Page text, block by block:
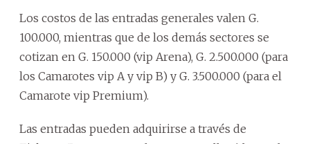
Los costos de las entradas generales valen G.
100.000, mientras que de los demás sectores se
cotizan en G. 150.000 (vip Arena), G. 2.500.000 (para
los Camarotes vip A y vip B) y G. 3.500.000 (para el
Camarote vip Premium).
Las entradas pueden adquirirse a través de